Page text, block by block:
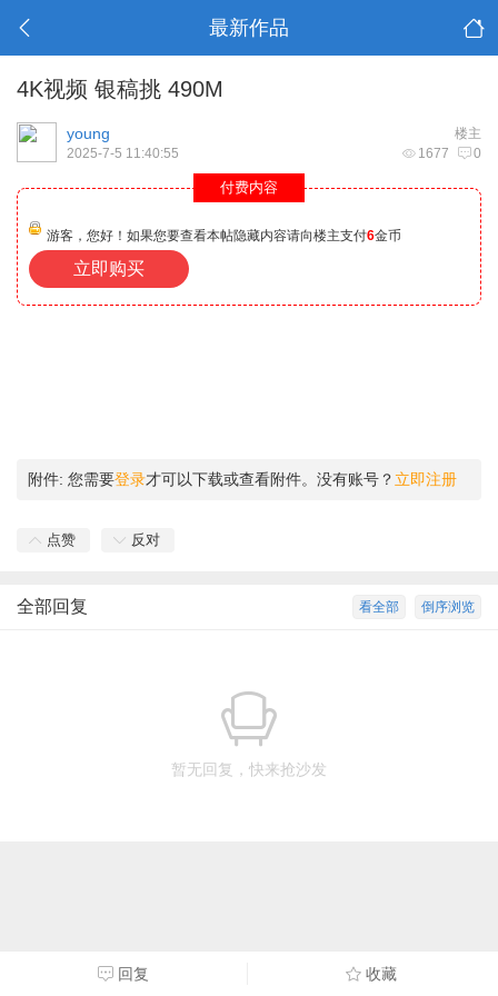
最新作品
4K视频 银稿挑 490M
楼主
young
1677 0
2025-7-5 11:40:55
付费内容
游客，您好！如果您要查看本帖隐藏内容请向楼主支付6金币
立即购买
附件: 您需要登录才可以下载或查看附件。没有账号？ 立即注册
点赞 反对
倒序浏览
看全部
全部回复
暂无回复，快来抢沙发
回复 收藏